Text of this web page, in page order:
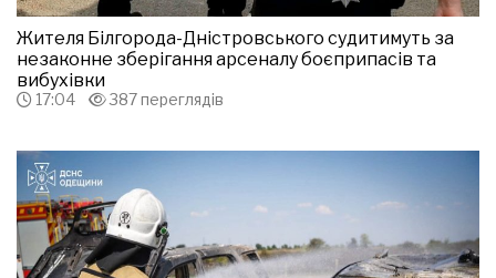
Жителя Білгорода-Дністровського судитимуть за
незаконне зберігання арсеналу боєприпасів та
вибухівки
17:04 387 переглядів